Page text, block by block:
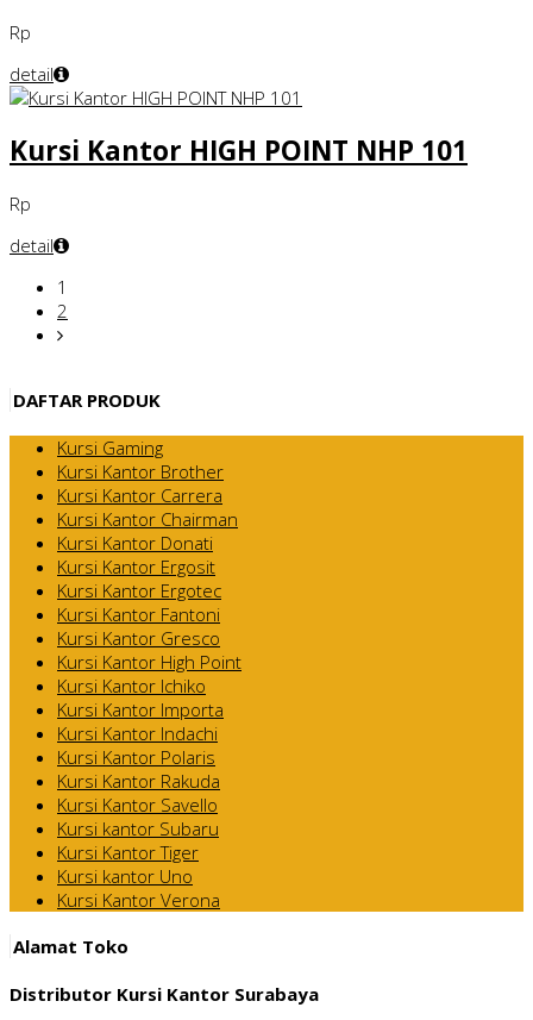
Rp
detail
Kursi Kantor HIGH POINT NHP 101
Rp
detail
1
2
DAFTAR PRODUK
Kursi Gaming
Kursi Kantor Brother
Kursi Kantor Carrera
Kursi Kantor Chairman
Kursi Kantor Donati
Kursi Kantor Ergosit
Kursi Kantor Ergotec
Kursi Kantor Fantoni
Kursi Kantor Gresco
Kursi Kantor High Point
Kursi Kantor Ichiko
Kursi Kantor Importa
Kursi Kantor Indachi
Kursi Kantor Polaris
Kursi Kantor Rakuda
Kursi Kantor Savello
Kursi kantor Subaru
Kursi Kantor Tiger
Kursi kantor Uno
Kursi Kantor Verona
Alamat Toko
Distributor Kursi Kantor Surabaya